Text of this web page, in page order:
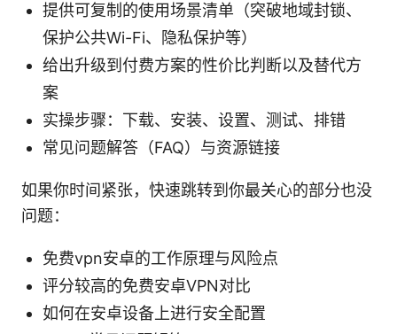
提供可复制的使用场景清单（突破地域封锁、
保护公共Wi-Fi、隐私保护等）
给出升级到付费方案的性价比判断以及替代方
案
实操步骤：下载、安装、设置、测试、排错
常见问题解答（FAQ）与资源链接
如果你时间紧张，快速跳转到你最关心的部分也没
问题：
免费vpn安卓的工作原理与风险点
评分较高的免费安卓VPN对比
如何在安卓设备上进行安全配置